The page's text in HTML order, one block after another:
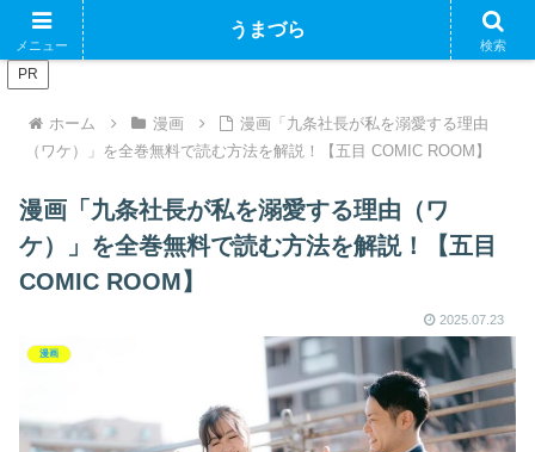
ブログで収益化できるかやってみるブログ
PR
ホーム 漫画
漫画「九条社長が私を溺愛する理由
（ワケ）」を全巻無料で読む方法を解説！【五目 COMIC ROOM】
漫画「九条社長が私を溺愛する理由（ワ
ケ）」を全巻無料で読む方法を解説！【五目
COMIC ROOM】
2025.07.23
漫画
メニュー
うまづら
検索